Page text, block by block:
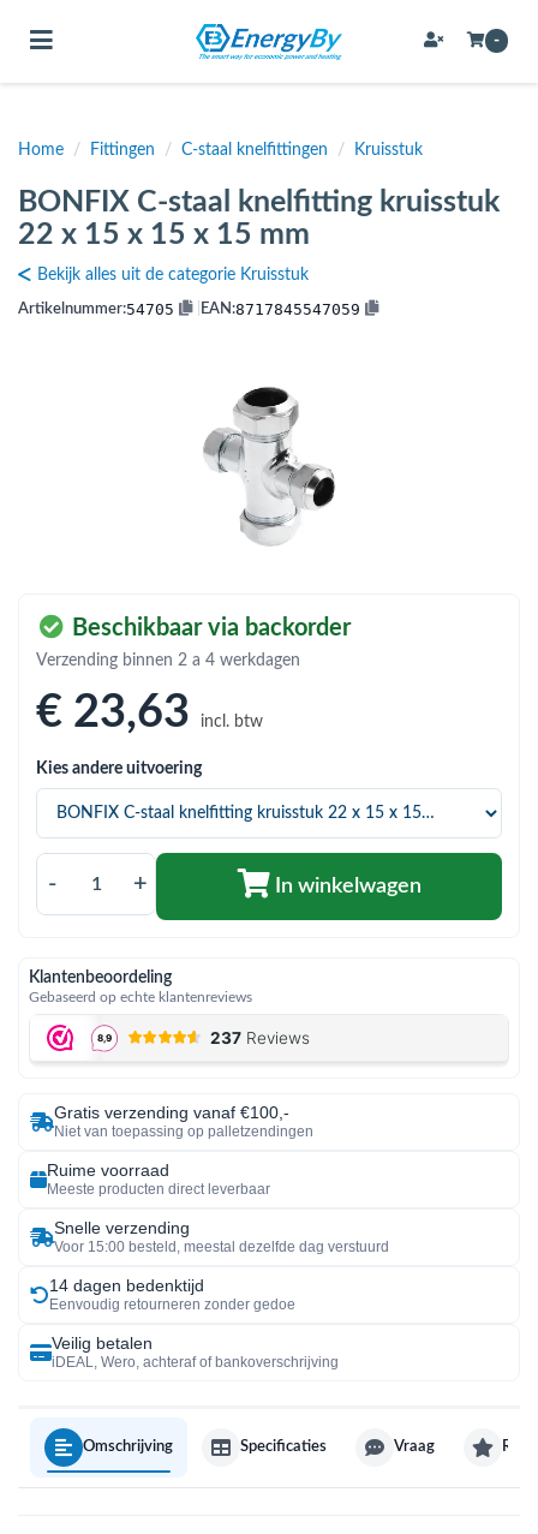
(Bevestigingsmateriaal / schroeven)
(Buffervaten, hygiene boilers & boilervaten)
(Expansievaten)
(Hemelwaterafvoer & riolering)
(Installatiemateriaal)
(Verwarming, kachels & ketels)
(Warmtepompen en warmtepompboilers)
Toggle navigation -
Home / Fittingen / C-staal knelfittingen / Kruisstuk
BONFIX C-staal knelfitting kruisstuk
22 x 15 x 15 x 15 mm
Bekijk alles uit de categorie Kruisstuk
Artikelnummer:54705 EAN:8717845547059
Beschikbaar via backorder
Verzending binnen 2 a 4 werkdagen
€ 23,63 incl. btw
Kies andere uitvoering
- + In winkelwagen
Klantenbeoordeling
Gebaseerd op echte klantenreviews
Gratis verzending vanaf €100,-
Niet van toepassing op palletzendingen
Ruime voorraad
Meeste producten direct leverbaar
Snelle verzending
Voor 15:00 besteld, meestal dezelfde dag verstuurd
14 dagen bedenktijd
Eenvoudig retourneren zonder gedoe
Veilig betalen
iDEAL, Wero, achteraf of bankoverschrijving
Omschrijving Specificaties Vraag